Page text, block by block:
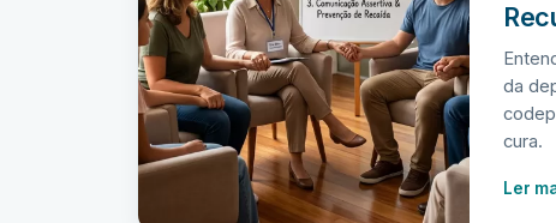
da
cura.
Ler